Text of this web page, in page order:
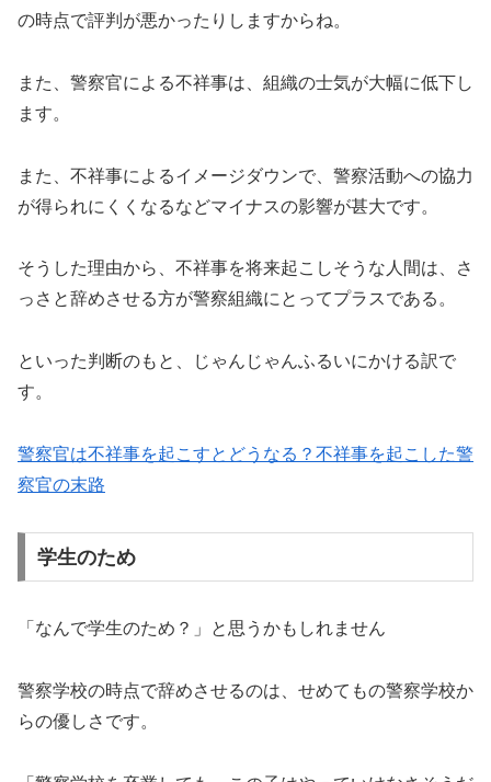
の時点で評判が悪かったりしますからね。
また、警察官による不祥事は、組織の士気が大幅に低下し
ます。
また、不祥事によるイメージダウンで、警察活動への協力
が得られにくくなるなどマイナスの影響が甚大です。
そうした理由から、不祥事を将来起こしそうな人間は、さ
っさと辞めさせる方が警察組織にとってプラスである。
といった判断のもと、じゃんじゃんふるいにかける訳で
す。
警察官は不祥事を起こすとどうなる？不祥事を起こした警
察官の末路
学生のため
「なんで学生のため？」と思うかもしれません
警察学校の時点で辞めさせるのは、せめてもの警察学校か
らの優しさです。